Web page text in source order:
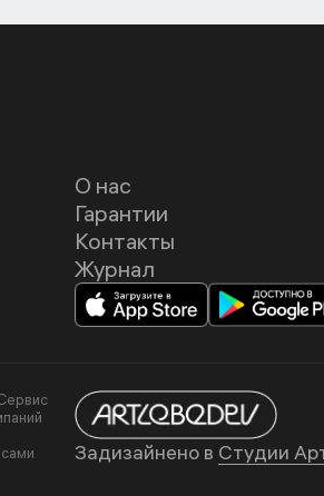
О нас
Гарантии
Контакты
Журнал
Задизайнено в Студии